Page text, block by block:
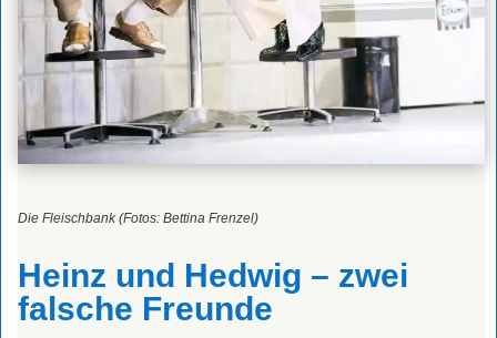
Die Fleischbank (Fotos: Bettina Frenzel)
Heinz und Hedwig – zwei
falsche Freunde